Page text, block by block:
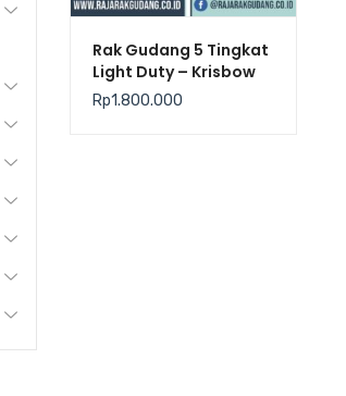
Rak Gudang 5 Tingkat
Light Duty – Krisbow
Rp1.800.000